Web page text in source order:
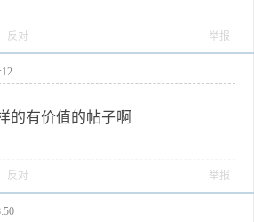
反对 举报
的有价值的帖子啊
反对 举报